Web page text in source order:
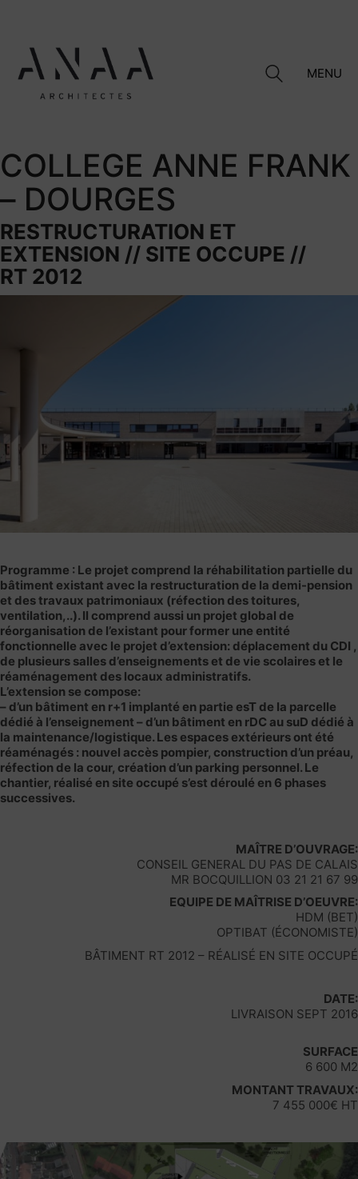
MENU
COLLEGE ANNE FRANK
– DOURGES
RESTRUCTURATION ET
EXTENSION // SITE OCCUPE //
RT 2012
Programme : Le projet comprend la réhabilitation partielle du
bâtiment existant avec la restructuration de la demi-pension
et des travaux patrimoniaux (réfection des toitures,
ventilation,..). Il comprend aussi un projet global de
réorganisation de l’existant pour former une entité
fonctionnelle avec le projet d’extension: déplacement du CDI ,
de plusieurs salles d’enseignements et de vie scolaires et le
réaménagement des locaux administratifs.
L’extension se compose:
– d’un bâtiment en r+1 implanté en partie esT de la parcelle
dédié à l’enseignement – d’un bâtiment en rDC au suD dédié à
la maintenance/logistique. Les espaces extérieurs ont été
réaménagés : nouvel accès pompier, construction d’un préau,
réfection de la cour, création d’un parking personnel. Le
chantier, réalisé en site occupé s’est déroulé en 6 phases
successives.
MAÎTRE D’OUVRAGE:
CONSEIL GENERAL DU PAS DE CALAIS
MR BOCQUILLION 03 21 21 67 99
EQUIPE DE MAÎTRISE D’OEUVRE:
HDM (BET)
OPTIBAT (ÉCONOMISTE)
BÂTIMENT RT 2012 – RÉALISÉ EN SITE OCCUPÉ
DATE:
LIVRAISON SEPT 2016
SURFACE
6 600 M2
MONTANT TRAVAUX:
7 455 000€ HT